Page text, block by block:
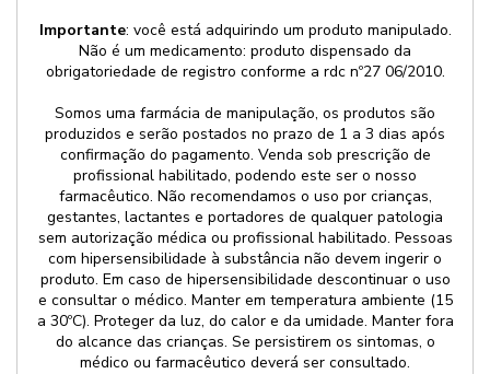
Importante: você está adquirindo um produto manipulado.
Não é um medicamento: produto dispensado da
obrigatoriedade de registro conforme a rdc nº27 06/2010.
Somos uma farmácia de manipulação, os produtos são
produzidos e serão postados no prazo de 1 a 3 dias após
confirmação do pagamento. Venda sob prescrição de
profissional habilitado, podendo este ser o nosso
farmacêutico. Não recomendamos o uso por crianças,
gestantes, lactantes e portadores de qualquer patologia
sem autorização médica ou profissional habilitado. Pessoas
com hipersensibilidade à substância não devem ingerir o
produto. Em caso de hipersensibilidade descontinuar o uso
e consultar o médico. Manter em temperatura ambiente (15
a 30ºC). Proteger da luz, do calor e da umidade. Manter fora
do alcance das crianças. Se persistirem os sintomas, o
médico ou farmacêutico deverá ser consultado.